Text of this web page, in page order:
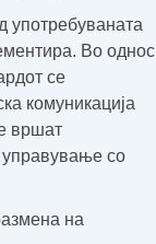
употребуваната
Во однос
се
комуникација
вршат
управување со
на